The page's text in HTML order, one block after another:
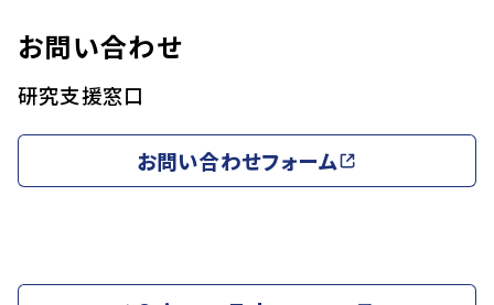
お問い合わせ
研究支援窓口
お問い合わせフォーム